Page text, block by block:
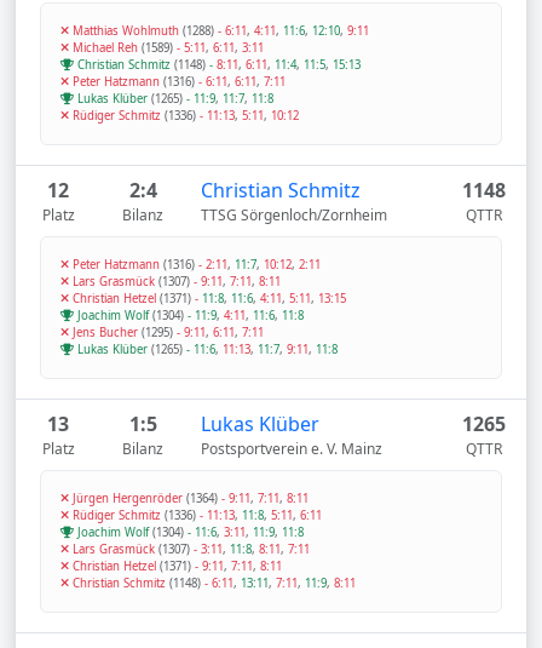
Matthias Wohlmuth (1288) - 6:11, 4:11, 11:6, 12:10, 9:11
Michael Reh (1589) - 5:11, 6:11, 3:11
Christian Schmitz (1148) - 8:11, 6:11, 11:4, 11:5, 15:13
Peter Hatzmann (1316) - 6:11, 6:11, 7:11
Lukas Klüber (1265) - 11:9, 11:7, 11:8
Rüdiger Schmitz (1336) - 11:13, 5:11, 10:12
12
Platz
2:4
Bilanz
Christian Schmitz
TTSG Sörgenloch/Zornheim
1148
QTTR
Peter Hatzmann (1316) - 2:11, 11:7, 10:12, 2:11
Lars Grasmück (1307) - 9:11, 7:11, 8:11
Christian Hetzel (1371) - 11:8, 11:6, 4:11, 5:11, 13:15
Joachim Wolf(1304) - 11:9, 4:11, 11:6, 11:8
Jens Bucher (1295) - 9:11, 6:11, 7:11
Lukas Klüber (1265) - 11:6, 11:13, 11:7, 9:11, 11:8
13
Platz
1:5
Bilanz
Lukas Klüber
Postsportverein e. V. Mainz
1265
QTTR
Jürgen Hergenröder (1364) - 9:11, 7:11, 8:11
Rüdiger Schmitz (1336) - 11:13, 11:8, 5:11, 6:11
Joachim Wolf(1304) - 11:6, 3:11, 11:9, 11:8
Lars Grasmück (1307) - 3:11, 11:8, 8:11, 7:11
Christian Hetzel (1371) - 9:11, 7:11, 8:11
Christian Schmitz (1148) - 6:11, 13:11, 7:11, 11:9, 8:11